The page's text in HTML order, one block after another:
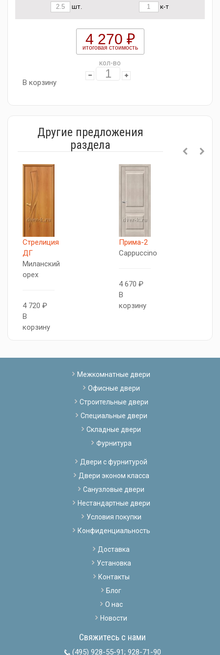
шт. к-т
4 270 ₽
итоговая стоимость
кол-во
В корзину
Другие предложения
раздела
Стрелиция
ДГ
Миланский
орех
4 720 ₽
В
корзину
Прима-2
Cappuccino
4 670 ₽
В
корзину
Межкомнатные двери
Офисные двери
Строительные двери
Специальные двери
Складные двери
Фурнитура
Двери с фурнитурой
Двери эконом класса
Санузловые двери
Нестандартные двери
Условия покупки
Конфиденциальность
Доставка
Установка
Контакты
Блог
О нас
Новости
Свяжитесь с нами
(495) 928-55-91; 928-71-90